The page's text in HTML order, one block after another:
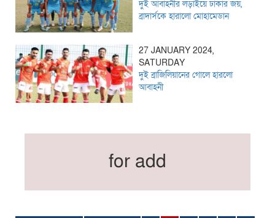
দুই আবাহনীর লড়াইয়ে ঢাকার জয়,
ব্রাদার্সকে হারালো মোহামেডান
27 JANUARY 2024,
SATURDAY
দুই ব্রাজিলিয়ানের গোলে হারলো
আবাহনী
for add